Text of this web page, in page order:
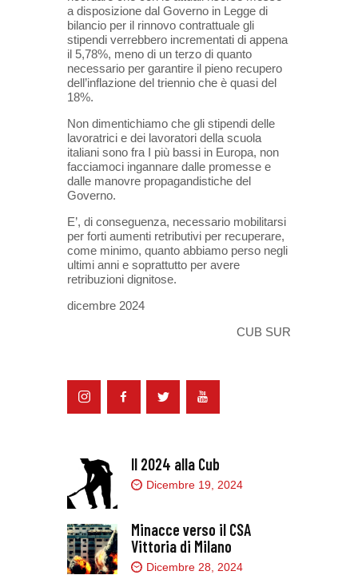
a disposizione dal Governo in Legge di
bilancio per il rinnovo contrattuale gli
stipendi verrebbero incrementati di appena
il 5,78%, meno di un terzo di quanto
necessario per garantire il pieno recupero
dell’inflazione del triennio che è quasi del
18%.
Non dimentichiamo che gli stipendi delle
lavoratrici e dei lavoratori della scuola
italiani sono fra I più bassi in Europa, non
facciamoci ingannare dalle promesse e
dalle manovre propagandistiche del
Governo.
E’, di conseguenza, necessario mobilitarsi
per forti aumenti retributivi per recuperare,
come minimo, quanto abbiamo perso negli
ultimi anni e soprattutto per avere
retribuzioni dignitose.
dicembre 2024
CUB SUR
Il 2024 alla Cub
Dicembre 19, 2024
Minacce verso il CSA
Vittoria di Milano
Dicembre 28, 2024